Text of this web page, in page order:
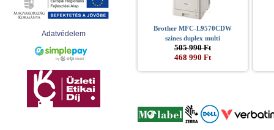
Adatvédelem
Brother MFC-L9570CDW
színes duplex multi
505 990 Ft
468 990 Ft